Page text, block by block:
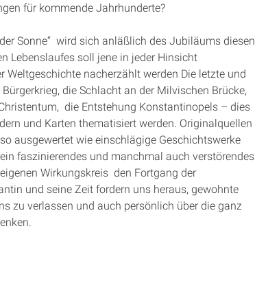
für kommende Jahrhunderte?
Sonne“ wird sich anläßlich des Jubiläums diesen
Lebenslaufes soll jene in jeder Hinsicht
Weltgeschichte nacherzählt werden Die letzte und
die Schlacht an der Milvischen Brücke,
die Entstehung Konstantinopels – dies
und Karten thematisiert werden. Originalquellen
ausgewertet wie einschlägige Geschichtswerke
faszinierendes und manchmal auch verstörendes
Wirkungskreis den Fortgang der
und seine Zeit fordern uns heraus, gewohnte
zu verlassen und auch persönlich über die ganz